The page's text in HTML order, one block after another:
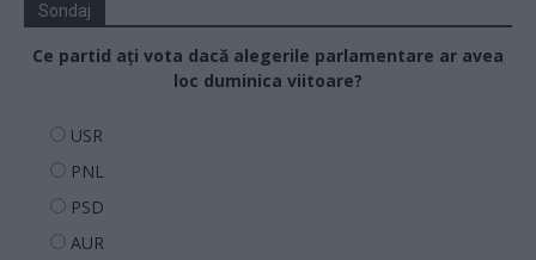
Sondaj
Ce partid ați vota dacă alegerile parlamentare ar avea
loc duminica viitoare?
USR
PNL
PSD
AUR